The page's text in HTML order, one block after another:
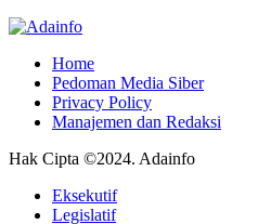
Home
Pedoman Media Siber
Privacy Policy
Manajemen dan Redaksi
Hak Cipta ©2024. Adainfo
Eksekutif
Legislatif